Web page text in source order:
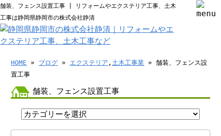
舗装、フェンス設置工事 | リフォームやエクステリア工事、土木
工事は静岡県静岡市の株式会社静清
HOME » ブログ » エクステリア ,土木工事業 » 舗装、フェンス設
置工事
舗装、フェンス設置工事